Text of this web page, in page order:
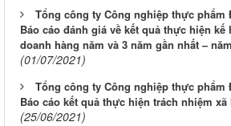
Tổng công ty Công nghiệp thực phẩm
Báo cáo đánh giá về kết quả thực hiện kế
doanh hàng năm và 3 năm gần nhất –
(01/07/2021)
Tổng công ty Công nghiệp thực phẩm
Báo cáo kết quả thực hiện trách nhiệm xã
(25/06/2021)